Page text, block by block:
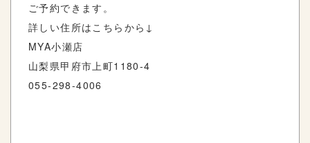
ご予約できます。
詳しい住所はこちらから↓
MYA小瀬店
山梨県甲府市上町1180-4
055-298-4006